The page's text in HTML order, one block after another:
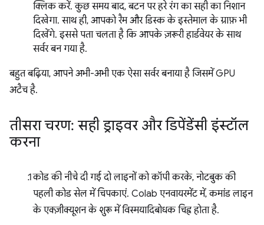
क्लिक करें. कुछ समय बाद, बटन पर हरे रंग का सही का निशान
दिखेगा. साथ ही, आपको रैम और डिस्क के इस्तेमाल के ग्राफ़ भी
दिखेंगे. इससे पता चलता है कि आपके ज़रूरी हार्डवेयर के साथ
सर्वर बन गया है.
बहुत बढ़िया, आपने अभी-अभी एक ऐसा सर्वर बनाया है जिसमें GPU
अटैच है.
तीसरा चरण: सही ड्राइवर और डिपेंडेंसी इंस्टॉल
करना
कोड की नीचे दी गई दो लाइनों को कॉपी करके, नोटबुक की
पहली कोड सेल में चिपकाएं. Colab एनवायरमेंट में, कमांड लाइन
के एक्ज़ीक्यूशन के शुरू में विस्मयादिबोधक चिह्न होता है.